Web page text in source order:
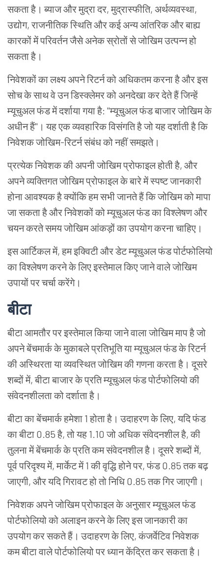
सकता है। ब्याज और मुद्रा दर, मुद्रास्फीति, अर्थव्यवस्था,
उद्योग, राजनीतिक स्थिति और कई अन्य आंतरिक और बाह्य
कारकों में परिवर्तन जैसे अनेक स्रोतों से जोखिम उत्पन्न हो
सकता है।
निवेशकों का लक्ष्य अपने रिटर्न को अधिकतम करना है और इस
सोच के साथ वे उन डिस्क्लेमर को अनदेखा कर देते हैं जिन्हें
म्यूचुअल फंड में दर्शाया गया है: "म्यूचुअल फंडबाजार जोखिम के
अधीन हैं"। यह एक व्यवहारिक विसंगति है जो यह दर्शाती है कि
निवेशक जोखिम-रिटर्न संबंध को नहीं समझते।
प्रत्येक निवेशक की अपनी जोखिम प्रोफाइल होती है, और
अपने व्यक्तिगत जोखिम प्रोफाइल के बारे में स्पष्ट जानकारी
होना आवश्यक है क्योंकि हम सभी जानते हैं कि जोखिम को मापा
जा सकता है और निवेशकों को म्यूचुअल फंड का विश्लेषण और
चयन करते समय जोखिम आंकड़ों का उपयोग करना चाहिए।
इस आर्टिकल में, हम इक्विटी औरडेट म्यूचुअल फंडपोर्टफोलियो
का विश्लेषण करने के लिए इस्तेमाल किए जाने वाले जोखिम
उपायों पर चर्चा करेंगे।
बीटा
बीटा आमतौर पर इस्तेमाल किया जाने वाला जोखिम माप है जो
अपने बेंचमार्क के मुकाबले प्रतिभूति या म्यूचुअल फंड के रिटर्न
की अस्थिरता या व्यवस्थित जोखिम की गणना करता है। दूसरे
शब्दों में, बीटा बाजार के प्रति म्यूचुअल फंड पोर्टफोलियो की
संवेदनशीलता को दर्शाता है।
बीटा का बेंचमार्क हमेशा 1 होता है। उदाहरण के लिए, यदि फंड
का बीटा 0.85 है, तो यह 1.10 जो अधिक संवेदनशील है, की
तुलना में बेंचमार्क के प्रति कम संवेदनशील है। दूसरे शब्दों में,
पूर्व परिदृश्य में, मार्केट में 1 की वृद्धि होने पर, फंड 0.85 तक बढ़
जाएगी, और यदि गिरावट हो तो निधि 0.85 तक गिर जाएगी।
निवेशक अपने जोखिम प्रोफाइल के अनुसार म्यूचुअल फंड
पोर्टफोलियो को अलाइन करने के लिए इस जानकारी का
उपयोग कर सकते हैं। उदाहरण के लिए, कंजर्वेटिव निवेशक
कम बीटा वाले पोर्टफोलियो पर ध्यान केंद्रित कर सकता है।